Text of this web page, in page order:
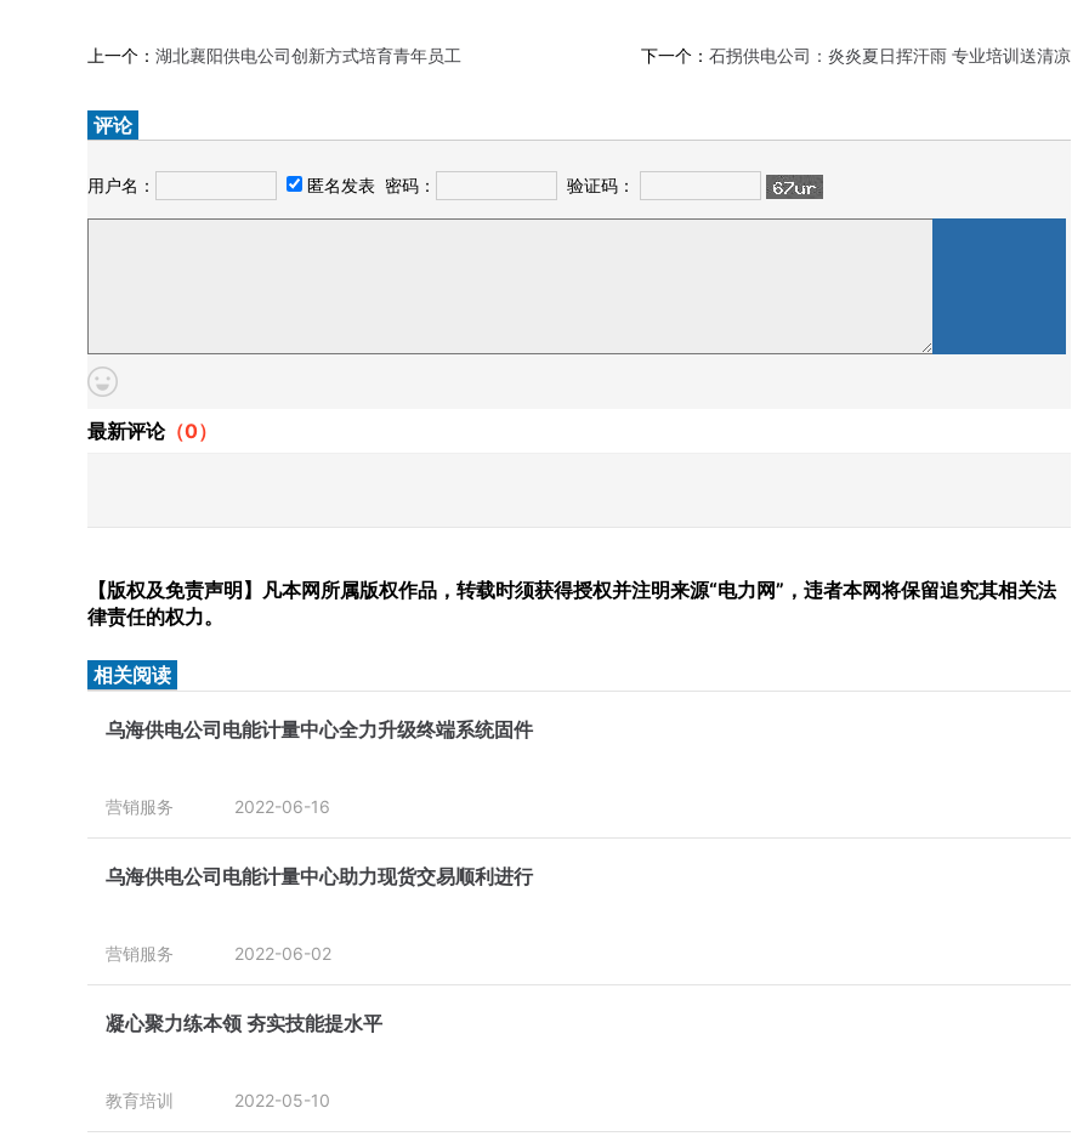
上一个： 湖北襄阳供电公司创新方式培育青年员工 下一个： 石拐供电公司：炎炎夏日挥汗雨 专业培训送清凉
评论
用户名： 匿名发表 密码： 验证码：
最新评论（0）
【版权及免责声明】凡本网所属版权作品，转载时须获得授权并注明来源“电力网”，违者本网将保留追究其相关法
律责任的权力。
相关阅读
乌海供电公司电能计量中心全力升级终端系统固件
营销服务 2022-06-16
乌海供电公司电能计量中心助力现货交易顺利进行
营销服务 2022-06-02
凝心聚力练本领 夯实技能提水平
教育培训 2022-05-10